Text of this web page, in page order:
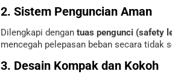
2. Sistem Penguncian Aman
Dilengkapi dengan tuas pengunci (safety
mencegah pelepasan beban secara tidak
3. Desain Kompak dan Kokoh